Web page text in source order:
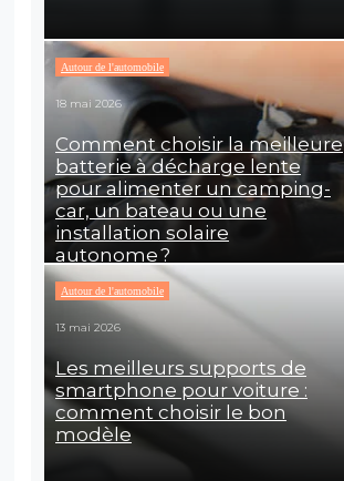
Autour de l'automobile
18 mai 2026
Comment choisir la meilleure
batterie à décharge lente
pour alimenter un camping-
car, un bateau ou une
installation solaire
autonome ?
Autour de l'automobile
13 mai 2026
Les meilleurs supports de
smartphone pour voiture :
comment choisir le bon
modèle